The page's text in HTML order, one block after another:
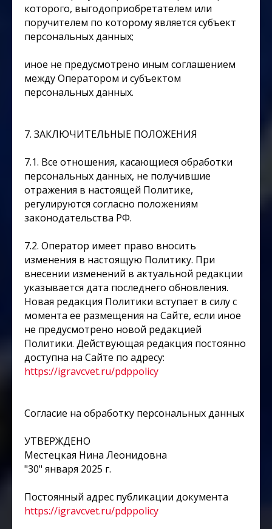
которого, выгодоприобретателем или
поручителем по которому является субъект
персональных данных;
иное не предусмотрено иным соглашением
между Оператором и субъектом
персональных данных.
7. ЗАКЛЮЧИТЕЛЬНЫЕ ПОЛОЖЕНИЯ
7.1. Все отношения, касающиеся обработки
персональных данных, не получившие
отражения в настоящей Политике,
регулируются согласно положениям
законодательства РФ.
7.2. Оператор имеет право вносить
изменения в настоящую Политику. При
внесении изменений в актуальной редакции
указывается дата последнего обновления.
Новая редакция Политики вступает в силу с
момента ее размещения на Сайте, если иное
не предусмотрено новой редакцией
Политики. Действующая редакция постоянно
доступна на Сайте по адресу:
https://igravcvet.ru/pdppolicy
Согласие на обработку персональных данных
УТВЕРЖДЕНО
Местецкая Нина Леонидовна
"30" января 2025 г.
Постоянный адрес публикации документа
https://igravcvet.ru/pdppolicy